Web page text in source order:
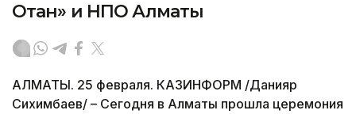
Отан» и НПО Алматы
АЛМАТЫ. 25 февраля. КАЗИНФОРМ /Данияр
Сихимбаев/ – Сегодня в Алматы прошла церемония